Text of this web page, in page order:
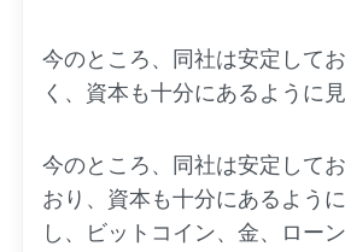
今のところ、同社は安定して
く、資本も十分にあるように見
今のところ、同社は安定して
おり、資本も十分にあるよう
し、ビットコイン、金、ロー